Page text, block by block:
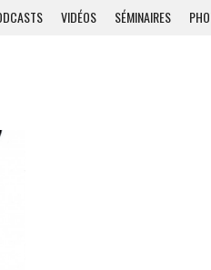
VIDÉOS SÉMINAIRES